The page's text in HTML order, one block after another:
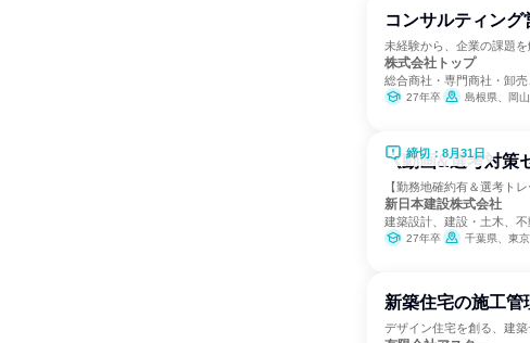
コンサルティン
未経験から、企業の課題を
株式会社トップ
総合商社・専門商社・卸
27年卒 島根県、岡
締切：8月31日
《動画&選考対策
【勤務地確約有＆選考ト
新日本建設株式会社
建築設計、建設・土木、不
27年卒 千葉県、東
新築住宅の施工
デザイン住宅を創る、建築